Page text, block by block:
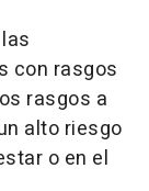
con rasgos
rasgos a
alto riesgo
o en el